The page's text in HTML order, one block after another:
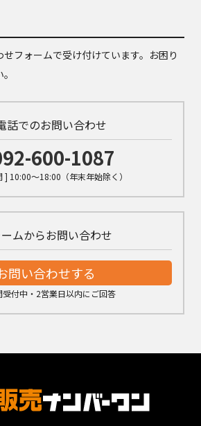
フォームで受け付けています。お困り
話でのお問い合わせ
600-1087
] 10:00～18:00（年末年始除く）
ムからお問い合わせ
問い合わせする
受付中・2営業日以内にご回答